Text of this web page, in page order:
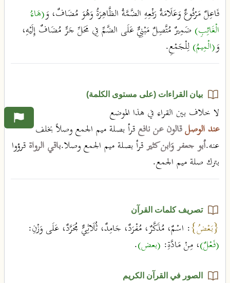
فَاعِلٌ مَرْفُوعٌ وَعَلَامَةُ رَفْعِهِ الضَّمَّةُ الظَّاهِرَةُ وَهُوَ مُضَافٌ، وَ(هَاءُ
الْغَائِبِ)ضَمِيرٌ مُتَّصِلٌ مَبْنِيٌّ عَلَى الضَّمِّ فِي مَحَلِّ جَرٍّ مُضَافٌ إِلَيْهِ،
وَ(الْمِيمُ)لِلْجَمْعِ.
بيان القراءات (على مستوى الكلمة)
لا خلاف بين القراء في هذا الموضع
عند الوصلقالون عن نافعقرأ بصلة ميم الجمع وصلاً بخلف
عنه.أبو جعفر وَابن كثيرقرأ بصلة ميم الجمع وصلا.باقي الرواةقرؤوا
بترك صلة ميم الجمع.
تصريف كلمات القرآن
{بَعْضُ}: اسْمٌ، مُذَكَّرٌ، مُفْرَدٌ، جَامِدٌ، ثُلَاثِيٌّ مُجَرَّدٌ، عَلَى وَزْنِ:
(فَعْلٌ)، مِنْ مَادَّةِ: (بعض).
الصور في القرآن الكريم